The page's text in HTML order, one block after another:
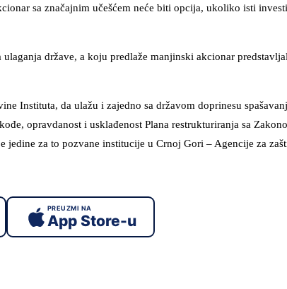
sa značajnim učešćem neće biti opcija, ukoliko isti
države, a koju predlaže manjinski akcionar
Instituta, da ulažu i zajedno sa državom doprinesu
opravdanost i usklađenost Plana restrukturiranja sa
jedine za to pozvane institucije u Crnoj Gori – Agencije za
PREUZMI NA
App Store-u